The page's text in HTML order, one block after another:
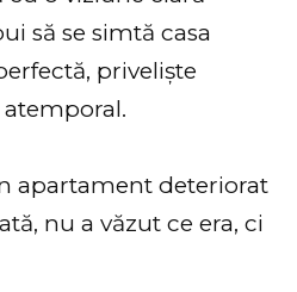
să se simtă casa
priveliște
apartament deteriorat
nu a văzut ce era, ci